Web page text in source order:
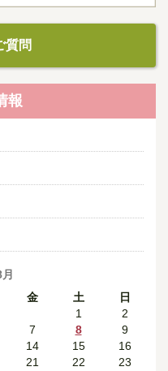
質問
報
金 土
日
1
2
7 8
9
14 15
16
21 22
23